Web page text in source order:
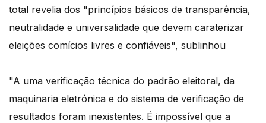
total revelia dos "princípios básicos de transparência,
neutralidade e universalidade que devem caraterizar
eleições comícios livres e confiáveis", sublinhou
"A uma verificação técnica do padrão eleitoral, da
maquinaria eletrónica e do sistema de verificação de
resultados foram inexistentes. É impossível que a